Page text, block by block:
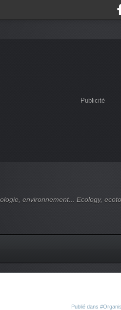
Publicité
environnement... Ecology,
Publié dans